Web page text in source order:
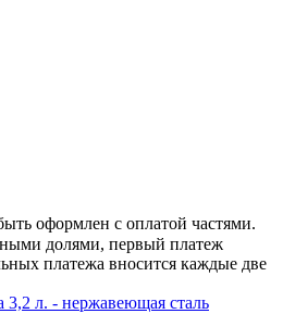
оформлен с оплатой частями.
долями, первый платеж
платежа вносится каждые две
л. - нержавеющая сталь